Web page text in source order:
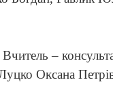
Вчитель –
Оксана